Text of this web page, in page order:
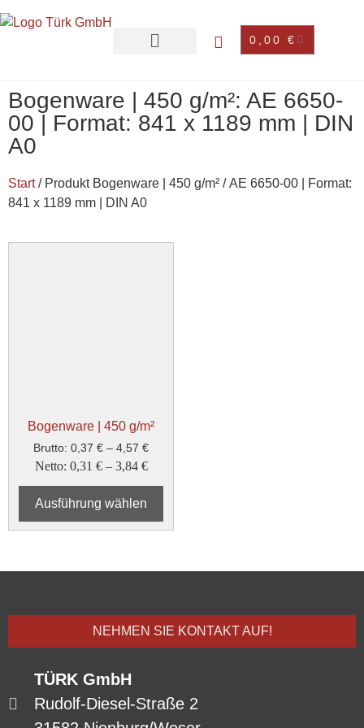
0,00 €
Bogenware | 450 g/m²: AE 6650-
00 | Format: 841 x 1189 mm | DIN
A0
Start/ Produkt Bogenware | 450 g/m² / AE 6650-00 | Format:
841 x 1189 mm | DIN A0
Bogenware | 450 g/m²
Brutto: 0,37 € – 4,57 €
Netto: 0,31 € – 3,84 €
Ausführung wählen
NEHMEN SIE KONTAKT AUF!
TÜRK GmbH
Rudolf-Diesel-Straße 2